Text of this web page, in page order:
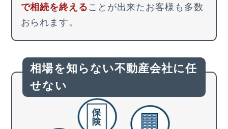
で相続を終える ことが出来たお客様も多数
おられます。
相場を知らない不動産会社に任
せない